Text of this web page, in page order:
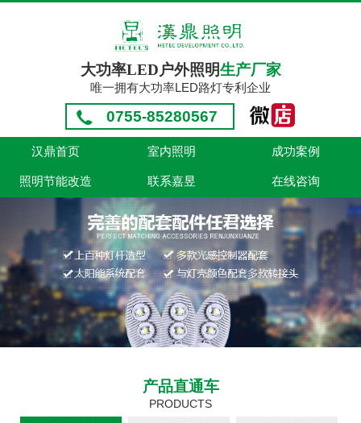
大功率LED户外照明生产厂家
唯一拥有大功率LED路灯专利企业
0755-85280567
汉鼎首页 室内照明 成功案例
照明节能改造 联系嘉昱 在线咨询
产品直通车
PRODUCTS